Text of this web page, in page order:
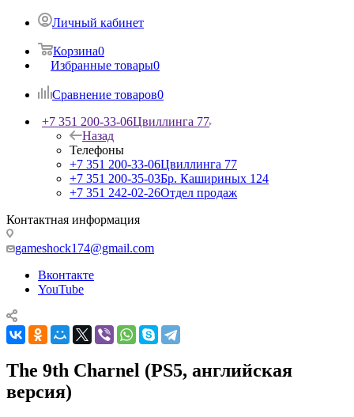
Личный кабинет
Корзина0
Избранные товары0
Сравнение товаров0
+7 351 200-33-06Цвиллинга 77
Назад
Телефоны
+7 351 200-33-06Цвиллинга 77
+7 351 200-35-03Бр. Кашириных 124
+7 351 242-02-26Отдел продаж
Контактная информация
gameshock174@gmail.com
Вконтакте
YouTube
The 9th Charnel (PS5, английская
версия)